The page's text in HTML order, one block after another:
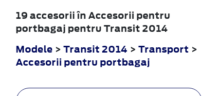
19 accesorii în Accesorii pentru
portbagaj pentru Transit 2014
Modele > Transit 2014 > Transport >
Accesorii pentru portbagaj